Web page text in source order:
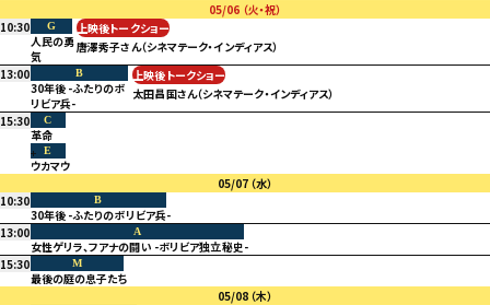
05/06 （火・祝）
10:30
G
人民の勇
気
上映後トークショー
唐澤秀子さん（シネマテーク・インディアス）
13:00
B
30年後 -ふたりのボ
リビア兵-
上映後トークショー
太田昌国さん（シネマテーク・インディアス）
15:30
C
革命
E
ウカマウ
05/07 （水）
10:30
B
30年後 -ふたりのボリビア兵-
13:00
A
女性ゲリラ、フアナの闘い -ボリビア独立秘史-
15:30
M
最後の庭の息子たち
05/08 （木）